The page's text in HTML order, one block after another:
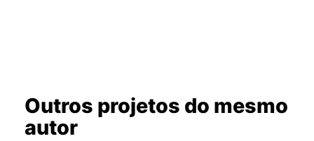
Outros projetos do mesmo
autor